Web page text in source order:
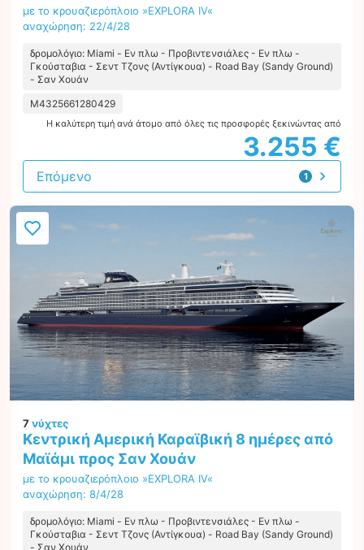
με το κρουαζιερόπλοιο »EXPLORA IV«
αναχώρηση: 22/4/28
δρομολόγιο: Miami - Εν πλω - Προβιντενσιάλες - Εν πλω -
Γκούσταβια - Σεντ Τζονς (Αντίγκουα) - Road Bay (Sandy Ground)
- Σαν Χουάν
M4325661280429
Η καλύτερη τιμή ανά άτομο από όλες τις προσφορές ξεκινώντας από
3.255 €
1
προσφορά
Επόμενο
7νύχτες
Κεντρική Αμερική Καραϊβική 8 ημέρες από
Μαϊάμι προς Σαν Χουάν
με το κρουαζιερόπλοιο »EXPLORA IV«
αναχώρηση: 8/4/28
δρομολόγιο: Miami - Εν πλω - Προβιντενσιάλες - Εν πλω -
Γκούσταβια - Σεντ Τζονς (Αντίγκουα) - Road Bay (Sandy Ground)
- Σαν Χουάν